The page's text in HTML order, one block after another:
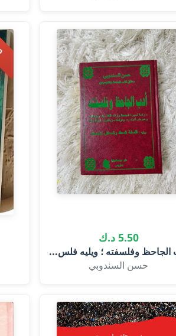
5.50 د.ك
الجاحظ وفلسفته ؛ ويليه فلس...
حسن السندوبي